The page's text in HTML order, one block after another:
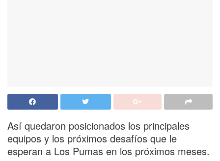
Así quedaron posicionados los principales
equipos y los próximos desafíos que le
esperan a Los Pumas en los próximos meses.